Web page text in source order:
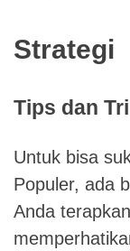
Strategi
Tips dan
Untuk bisa
Populer, ada
Anda